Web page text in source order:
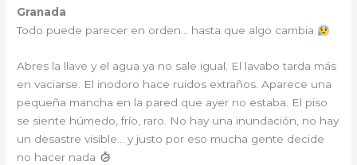
Granada
Todo puede parecer en orden… hasta que algo cambia
Abres la llave y el agua ya no sale igual. El lavabo tarda más
en vaciarse. El inodoro hace ruidos extraños. Aparece una
pequeña mancha en la pared que ayer no estaba. El piso
se siente húmedo, frío, raro. No hay una inundación, no hay
un desastre visible… y justo por eso mucha gente decide
no hacer nada